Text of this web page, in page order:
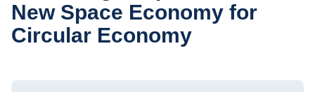
New Space Economy for
Circular Economy